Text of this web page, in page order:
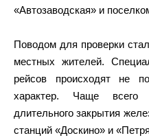
«Автозаводская» и
Поводом для проверки
местных жителей.
рейсов происходят не
характер. Чаще всего
длительного закрытия
станций «Доскино» и